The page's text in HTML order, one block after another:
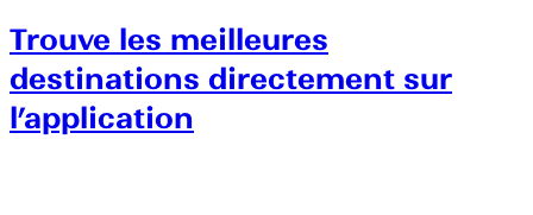
Trouve les meilleures
destinations directement sur
l’application